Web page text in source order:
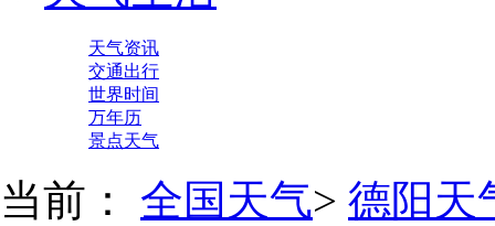
天气资讯
交通出行
世界时间
万年历
景点天气
当前： 全国天气> 德阳天